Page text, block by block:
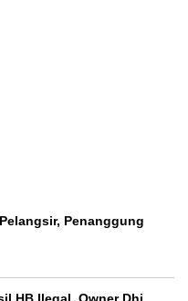
Penanggung
HB Ilegal, Owner Dhi